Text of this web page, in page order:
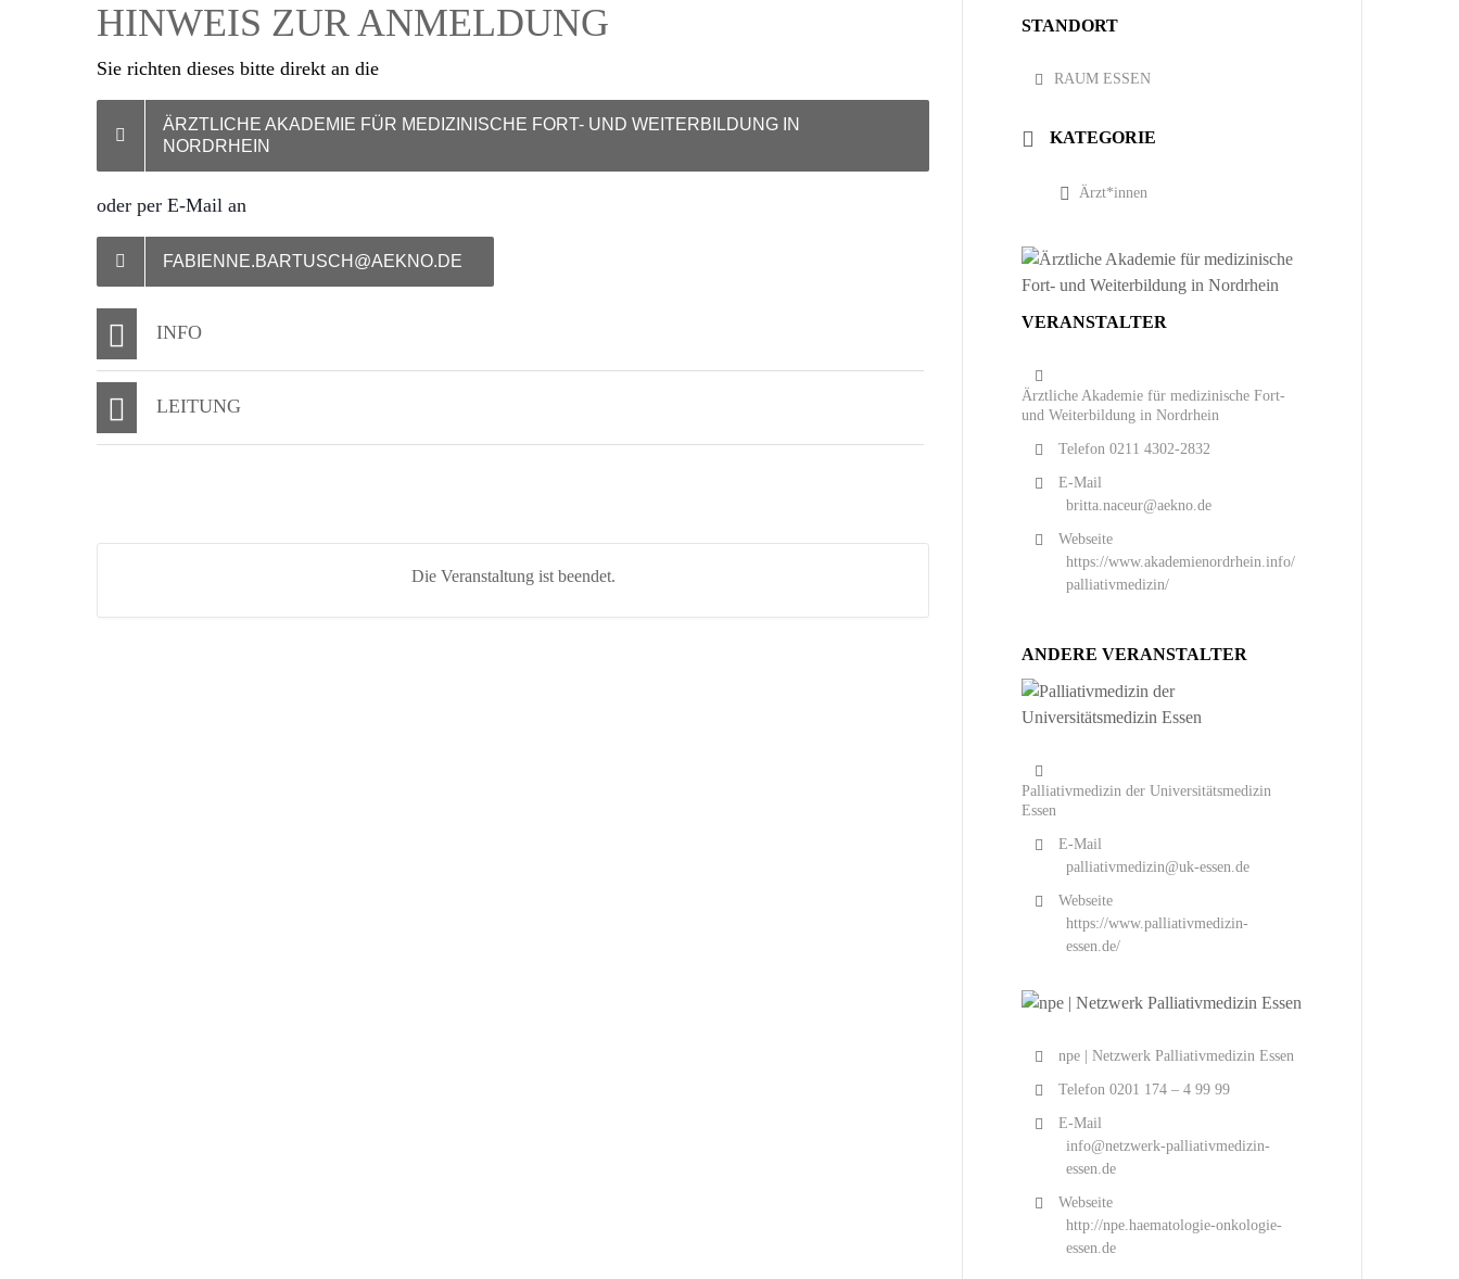
HINWEIS ZUR ANMELDUNG
Sie richten dieses bitte direkt an die
ÄRZTLICHE AKADEMIE FÜR MEDIZINISCHE FORT- UND WEITERBILDUNG IN
NORDRHEIN
oder per E-Mail an
FABIENNE.BARTUSCH@AEKNO.DE
INFO
LEITUNG
Die Veranstaltung ist beendet.
STANDORT
RAUM ESSEN
KATEGORIE
Ärzt*innen
VERANSTALTER
Ärztliche Akademie für medizinische Fort-
und Weiterbildung in Nordrhein
Telefon 0211 4302-2832
E-Mail
britta.naceur@aekno.de
Webseite
https://www.akademienordrhein.info/
palliativmedizin/
ANDERE VERANSTALTER
Palliativmedizin der Universitätsmedizin
Essen
E-Mail
palliativmedizin@uk-essen.de
Webseite
https://www.palliativmedizin-
essen.de/
npe | Netzwerk Palliativmedizin Essen
Telefon 0201 174 – 4 99 99
E-Mail
info@netzwerk-palliativmedizin-
essen.de
Webseite
http://npe.haematologie-onkologie-
essen.de